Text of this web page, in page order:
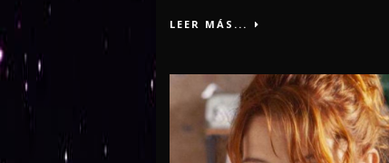
LEER MÁS...